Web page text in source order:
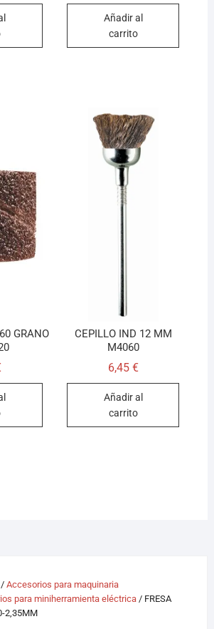
Añadir al
carrito
GRANO
CEPILLO IND 12 MM
M4060
6,45 €
Añadir al
carrito
Accesorios para maquinaria
para miniherramienta eléctrica/ FRESA
2,35MM